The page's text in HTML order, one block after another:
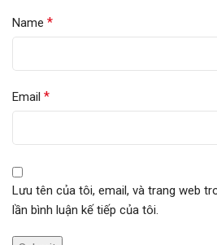
Name *
Email *
Lưu tên của tôi, email, và trang web
lần bình luận kế tiếp của tôi.